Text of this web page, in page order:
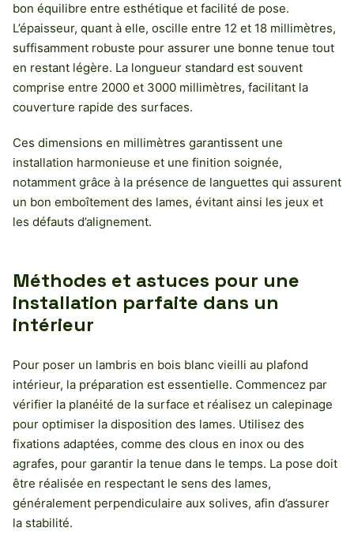
bon équilibre entre esthétique et facilité de pose.
L’épaisseur, quant à elle, oscille entre 12 et 18 millimètres,
suffisamment robuste pour assurer une bonne tenue tout
en restant légère. La longueur standard est souvent
comprise entre 2000 et 3000 millimètres, facilitant la
couverture rapide des surfaces.
Ces dimensions en millimètres garantissent une
installation harmonieuse et une finition soignée,
notamment grâce à la présence de languettes qui assurent
un bon emboîtement des lames, évitant ainsi les jeux et
les défauts d’alignement.
Méthodes et astuces pour une
installation parfaite dans un
intérieur
Pour poser un lambris en bois blanc vieilli au plafond
intérieur, la préparation est essentielle. Commencez par
vérifier la planéité de la surface et réalisez un calepinage
pour optimiser la disposition des lames. Utilisez des
fixations adaptées, comme des clous en inox ou des
agrafes, pour garantir la tenue dans le temps. La pose doit
être réalisée en respectant le sens des lames,
généralement perpendiculaire aux solives, afin d’assurer
la stabilité.